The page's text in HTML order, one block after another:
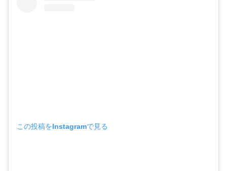
この投稿をInstagramで見る